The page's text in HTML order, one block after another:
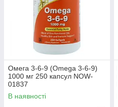
Омега 3-6-9 (Omega 3-6-9)
1000 мг 250 капсул NOW-
01837
В наявності